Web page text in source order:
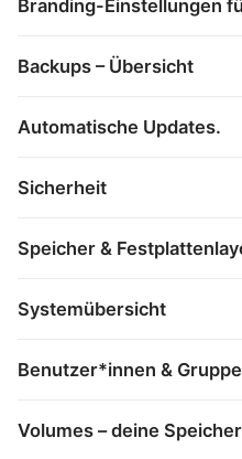
Branding-Einstellungen
Backups – Übersicht
Automatische Updates.
Sicherheit
Speicher &
Systemübersicht
Benutzer*innen &
Volumes – deine